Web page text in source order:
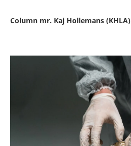
Column mr. Kaj Hollemans (KHLA)